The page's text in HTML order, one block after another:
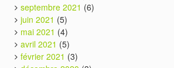
septembre 2021 (6)
juin 2021 (5)
mai 2021 (4)
avril 2021 (5)
février 2021 (3)